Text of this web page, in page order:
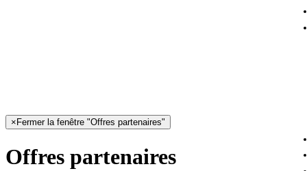
× Fermer la fenêtre "Offres partenaires"
Offres partenaires